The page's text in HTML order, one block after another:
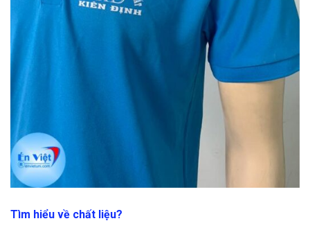
Tìm hiểu về chất liệu?